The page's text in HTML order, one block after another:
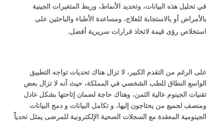
في تحليل هذه البيانات، وتحديد الأنماط، وربط المتغيرات الجينية
بالأمراض أو بالاستجابة للعلاج، ومساعدة الأطباء والباحثين على
استخلاص رؤى قيمة لاتخاذ قرارات سريرية أفضل.
على الرغم من التقدم الكبير، لا تزال هناك تحديات تواجه التطبيق
الواسع النطاق للطب الشخصي في المملكة، حيث أنه لا تزال بعض
تقنيات الجينوم عالية الثمن، وهناك حاجة لضمان إتاحتها بشكل عادل
ومنصف لجميع من يحتاجون إليها، و تكامل البيانات و دمج البيانات
الجينومية المعقدة مع السجلات الصحية الإلكترونية للمرضى يمثل تحدياً